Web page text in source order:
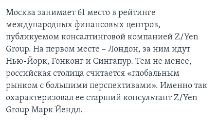
Москва занимает 61 место в рейтинге
международных финансовых центров,
публикуемом консалтинговой компанией Z/Yen
Group. На первом месте – Лондон, за ним идут
Нью-Йорк, Гонконг и Сингапур. Тем не менее,
российская столица считается «глобальным
рынком с большими перспективами». Именно так
охарактеризовал ее старший консультант Z/Yen
Group Марк Йендл.